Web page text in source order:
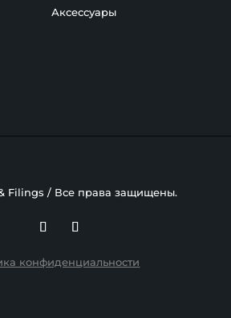
Аксессуары
Filings / Все права защищены.
конфиденциальности